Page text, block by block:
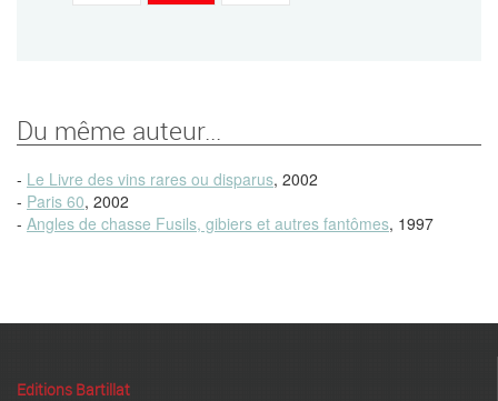
Du même auteur...
- Le Livre des vins rares ou disparus, 2002
- Paris 60, 2002
- Angles de chasse Fusils, gibiers et autres fantômes, 1997
Editions Bartillat